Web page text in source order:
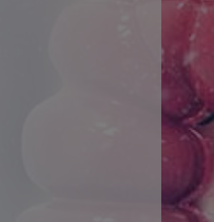
Veranstaltung teilen